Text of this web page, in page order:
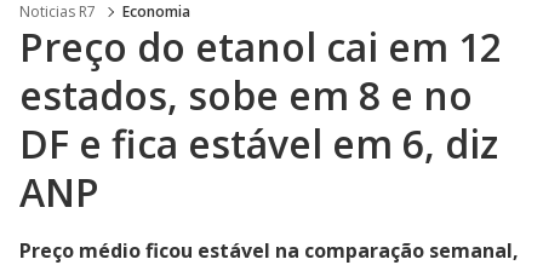
Noticias R7 Economia
Preço do etanol cai em 12
estados, sobe em 8 e no
DF e fica estável em 6, diz
ANP
Preço médio ficou estável na comparação semanal,